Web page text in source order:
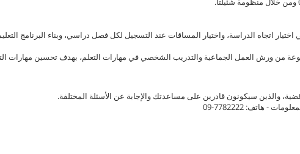
اتجاه الدراسة، واختيار المساقات عند التسجيل لكل فصل دراسي، وبناء البرنامج
من ورش العمل الجماعية والتدريب الشخصي في مهارات التعلم، بهدف تحسين مهارات
والذين سيكونون قادرين على مساعدتك والإجابة عن الأسئلة المختلفة.
- هاتف: 7782222
-09